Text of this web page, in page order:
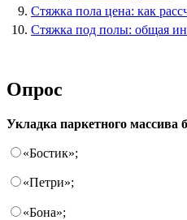
Стяжка пола цена: как
Стяжка под полы: общая
Опрос
Укладка паркетного массива
«Бостик»;
«Петри»;
«Бона»;